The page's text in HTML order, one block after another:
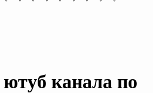
канала по